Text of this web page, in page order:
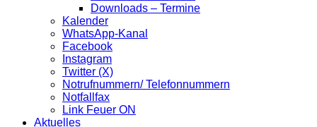
Downloads – Termine
Kalender
WhatsApp-Kanal
Facebook
Instagram
Twitter (X)
Notrufnummern/ Telefonnummern
Notfallfax
Link Feuer ON
Aktuelles